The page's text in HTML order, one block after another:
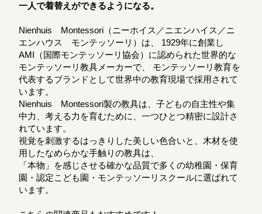
一人で着替えができるようになる。
Nienhuis Montessori（ニーホイス／ニエンハイス／ニ
エンハウス モンテッソーリ）は、 1929年に創業し
AMI（国際モンテッソーリ協会）に認められた世界的な
モンテッソーリ教具メーカーで、 モンテッソーリ教育を
代表するブランドとして世界中の教育現場で採用されて
います。
Nienhuis Montessori製の教具は、子どもの自主性や集
中力、考える力を育むために、一つひとつ精密に設計さ
れています。
視覚を刺激するはっきりした美しい色合いと、木材を使
用したなめらかな手触りの教具は、
「本物」を感じさせる確かな品質で多くの幼稚園・保育
園・認定こども園・モンテッソーリスクールに選ばれて
います。